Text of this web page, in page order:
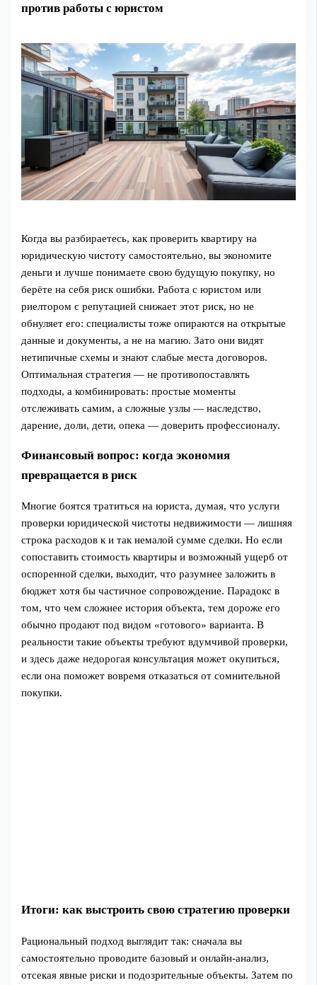
против работы с юристом
Когда вы разбираетесь, как проверить квартиру на
юридическую чистоту самостоятельно, вы экономите
деньги и лучше понимаете свою будущую покупку, но
берёте на себя риск ошибки. Работа с юристом или
риелтором с репутацией снижает этот риск, но не
обнуляет его: специалисты тоже опираются на открытые
данные и документы, а не на магию. Зато они видят
нетипичные схемы и знают слабые места договоров.
Оптимальная стратегия — не противопоставлять
подходы, а комбинировать: простые моменты
отслеживать самим, а сложные узлы — наследство,
дарение, доли, дети, опека — доверить профессионалу.
Финансовый вопрос: когда экономия
превращается в риск
Многие боятся тратиться на юриста, думая, что услуги
проверки юридической чистоты недвижимости — лишняя
строка расходов к и так немалой сумме сделки. Но если
сопоставить стоимость квартиры и возможный ущерб от
оспоренной сделки, выходит, что разумнее заложить в
бюджет хотя бы частичное сопровождение. Парадокс в
том, что чем сложнее история объекта, тем дороже его
обычно продают под видом «готового» варианта. В
реальности такие объекты требуют вдумчивой проверки,
и здесь даже недорогая консультация может окупиться,
если она поможет вовремя отказаться от сомнительной
покупки.
Итоги: как выстроить свою стратегию проверки
Рациональный подход выглядит так: сначала вы
самостоятельно проводите базовый и онлайн-анализ,
отсекая явные риски и подозрительные объекты. Затем по